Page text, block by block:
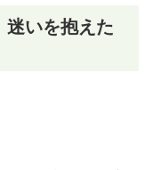
迷いを抱えた